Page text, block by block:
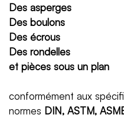
Des asperges
Des boulons
Des écrous
Des rondelles
et pièces sous un plan
conformément aux
normes DIN, ASTM,